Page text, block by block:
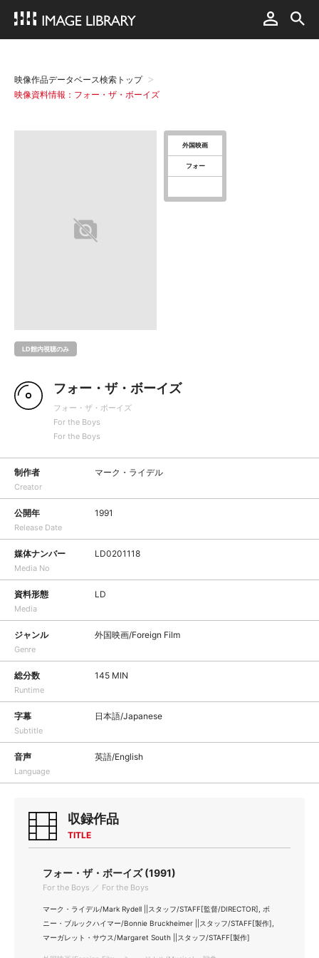
映像作品データベース検索トップ
映像資料情報：フォー・ザ・ボーイズ
LD館内視聴のみ
外国映画
フォー
フォー・ザ・ボーイズ
フォー・ザ・ボーイズ
For the Boys
For the Boys
制作者
Creator
マーク・ライデル
公開年
Release Date
1991
媒体ナンバー
Media No
LD0201118
資料形態
Media
LD
ジャンル
Genre
外国映画/Foreign Film
総分数
Runtime
145 MIN
字幕
Subtitle
日本語/Japanese
音声
Language
英語/English
収録作品
TITLE
フォー・ザ・ボーイズ (1991)
For the Boys ／ For the Boys
マーク・ライデル/Mark Rydell ||スタッフ/STAFF[監督/DIRECTOR], ボ
ニー・ブルックハイマー/Bonnie Bruckheimer ||スタッフ/STAFF[製作],
マーガレット・サウス/Margaret South ||スタッフ/STAFF[製作]